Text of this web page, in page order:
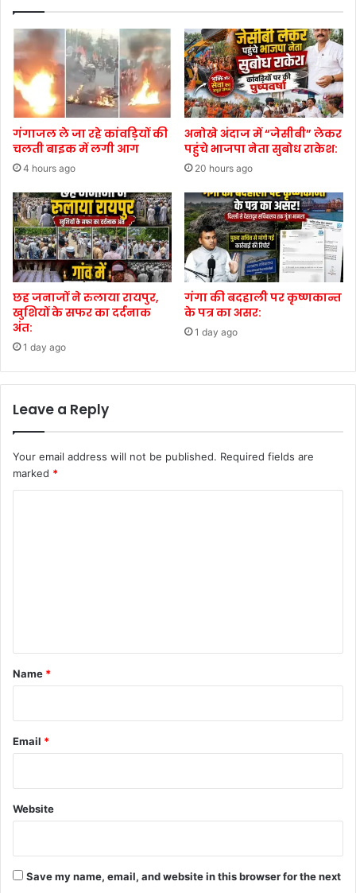
गंगाजल ले जा रहे कांवड़ियों की
चलती बाइक में लगी आग
4 hours ago
अनोखे अंदाज में “जेसीबी” लेकर
पहुंचे भाजपा नेता सुबोध राकेश:
20 hours ago
छह जनाजों ने रुलाया रायपुर,
खुशियों के सफर का दर्दनाक
अंत:
1 day ago
गंगा की बदहाली पर कृष्णकान्त
के पत्र का असर:
1 day ago
Leave a Reply
Your email address will not be published. Required fields are
marked *
*
Name *
Email *
Website
Save my name, email, and website in this browser for the next